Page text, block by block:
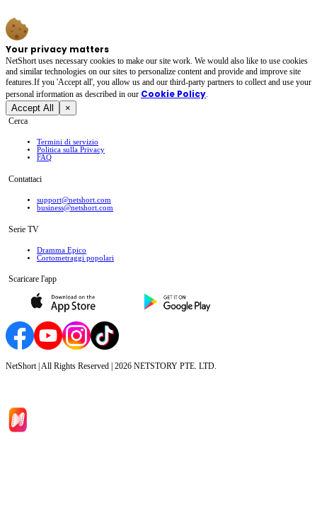
Your privacy matters
NetShort uses necessary cookies to make our site work. We would also like to use cookies
and similar technologies on our sites to personalize content and provide and improve site
features.If you 'Accept all', you allow us and our third-party partners to collect and use your
personal irformation as described in our Cookie Policy.
Accept All ×
Cerca
Termini di servizio
Politica sulla Privacy
FAQ
Contattaci
support@netshort.com
business@netshort.com
Serie TV
Dramma Epico
‌Cortometraggi popolari
Scaricare l'app
NetShort | All Rights Reserved | 2026 NETSTORY PTE. LTD.